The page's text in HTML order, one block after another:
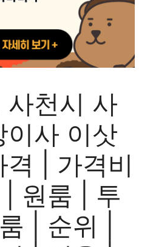
사천시 사
이사 이삿
격 | 가격비
원룸 | 투
| 순위 |